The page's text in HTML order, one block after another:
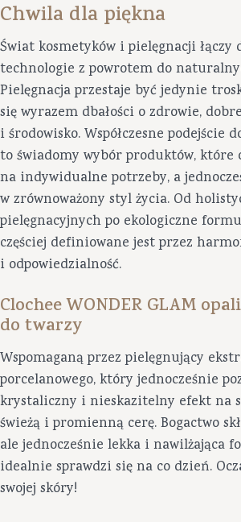
Chwila dla piękna
Świat kosmetyków i pielęgnacji łączy
technologie z powrotem do
Pielęgnacja przestaje być jedynie
się wyrazem dbałości o zdrowie,
i środowisko. Współczesne podejście
to świadomy wybór produktów, które
na indywidualne potrzeby, a
w zrównoważony styl życia. Od
pielęgnacyjnych po ekologiczne
częściej definiowane jest przez
i odpowiedzialność.
Clochee WONDER GLAM
do twarzy
Wspomaganą przez pielęgnujący
porcelanowego, który jednocześnie
krystaliczny i nieskazitelny efekt na
świeżą i promienną cerę. Bogactwo
ale jednocześnie lekka i nawilżająca
idealnie sprawdzi się na co dzień.
swojej skóry!